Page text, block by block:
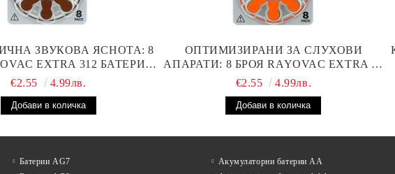
ЗВУКОВА ЯСНОТА: 8
EXTRA 312 БАТЕРИИ
АПАРАТ С НАЙ-ДОБРАТА
€2.55 4.99лв.
ОПТИМИЗИРАНИ ЗА СЛУХОВИ
АПАРАТИ: 8 БРОЯ RAYOVAC EXTRA 13
БАТЕРИИ С ВИСОКА
€2.55 4.99лв.
Батерии AG7
Акумулаторни батерии АА